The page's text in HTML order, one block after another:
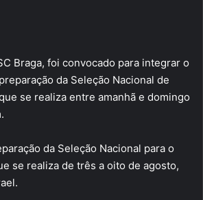
Braga, foi convocado para integrar o
da Seleção Nacional de
se realiza entre amanhã e domingo
da Seleção Nacional para o
se realiza de três a oito de agosto,